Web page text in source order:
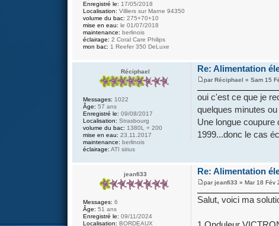
Enregistré le: 17/05/2018
Localisation: Villiers sur Marne 94350
volume du bac: 275+70+10
mise en eau: le 01/07/2018
maintenance: berlinois
éclairage: 2 Coral Care Philips
mon bac: 1 Reefer 350 DeLuxe
Re: Alimentation
par Réciphael » Sam 15
oui c'est ce que je
quelques minutes
Une longue
1999...donc le cas
Réciphael
Messages: 1022
Âge: 57 ans
Enregistré le: 09/08/2017
Localisation: Strasbourg
volume du bac: 1380L + 200
mise en eau: 23.11.2017
maintenance: berlinois
éclairage: ATI sirius
Re: Alimentation
parjeanfi33 » Mar 18 Fév
Salut, voici ma
jeanfi33
Messages: 6
Âge: 51 ans
Enregistré le: 09/11/2024
Localisation: BORDEAUX